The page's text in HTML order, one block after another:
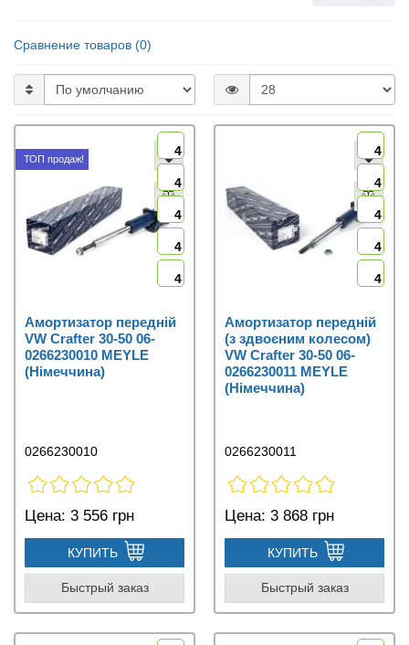
Сравнение товаров (0)
ТОП продаж!
4
4
4
4
4
Амортизатор передній
VW Crafter 30-50 06-
0266230010 MEYLE
(Німеччина)
0266230010
Цена: 3 556 грн
КУПИТЬ
Быстрый заказ
4
4
4
4
4
Амортизатор передній
(з здвоєним колесом)
VW Crafter 30-50 06-
0266230011 MEYLE
(Німеччина)
0266230011
Цена: 3 868 грн
КУПИТЬ
Быстрый заказ